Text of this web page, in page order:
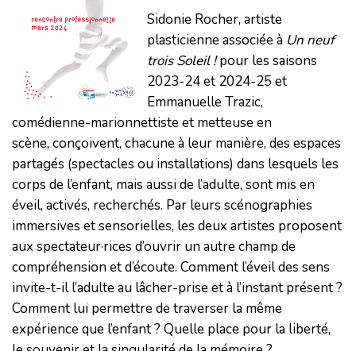
Sidonie Rocher, artiste
plasticienne associée à Un neuf
trois Soleil !pour les saisons
2023-24 et 2024-25 et
Emmanuelle Trazic,
comédienne-marionnettiste et metteuse en
scène, conçoivent, chacune à leur manière, des espaces
partagés (spectacles ou installations) dans lesquels les
corps de l’enfant, mais aussi de l’adulte, sont mis en
éveil, activés, recherchés. Par leurs scénographies
immersives et sensorielles, les deux artistes proposent
aux spectateur·rices d’ouvrir un autre champ de
compréhension et d’écoute. Comment l’éveil des sens
invite-t-il l’adulte au lâcher-prise et à l’instant présent ?
Comment lui permettre de traverser la même
expérience que l’enfant ? Quelle place pour la liberté,